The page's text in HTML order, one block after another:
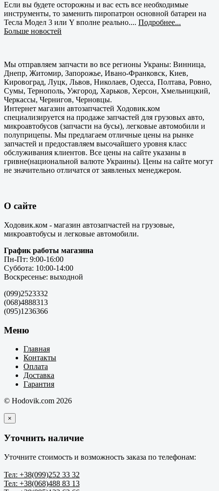
Если вы будете осторожны и вас есть все необходимые
инструменты, то заменить пиропатрон основной батареи на
Тесла Модел 3 или Y вполне реально.... Подробнее...
Больше новостей
Мы отправляем запчасти во все регионы Украны: Винница,
Днепр, Житомир, Запорожье, Ивано-Франковск, Киев,
Кировоград, Луцк, Львов, Николаев, Одесса, Полтава, Ровно,
Сумы, Тернополь, Ужгород, Харьков, Херсон, Хмельницкий,
Черкассы, Чернигов, Черновцы.
Интернет магазин автозапчастей Ходовик.ком
специализируется на продаже запчастей для грузовых авто,
микроавтобусов (запчасти на бусы), легковые автомобили и
полуприцепы. Мы предлагаем отличные цены на рынке
запчастей и предоставляем высочайшего уровня класс
обслуживания клиентов. Все цены на сайте указаны в
гривне(национальной валюте Украины). Цены на сайте могут
не значительно отличатся от заявленых менеджером.
О сайте
Ходовик.ком - магазин автозапчастей на грузовые,
микроавтобусы и легковые автомобили.
График работы магазина
Пн-Пт: 9:00-16:00
Суббота: 10:00-14:00
Воскресенье: выходной
(099)2523332
(068)4888313
(095)1236366
Меню
Главная
Контакты
Оплата
Доставка
Гарантия
© Hodovik.com 2026
×
Уточнить наличие
Уточните стоимость и возможность заказа по телефонам:
Тел: +38(099)252 33 32
Тел: +38(068)488 83 13